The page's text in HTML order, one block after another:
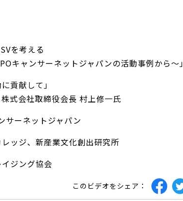
を考える
キャンサーネットジャパンの活動事例から～」
貢献して」
式会社取締役会長 村上修一氏
ーネットジャパン
ッジ、新産業文化創出研究所
ジング協会
このビデオをシェア：